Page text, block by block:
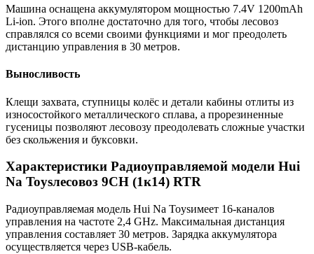
Машина оснащена аккумулятором мощностью 7.4V 1200mAh
Li-ion. Этого вполне достаточно для того, чтобы лесовоз
справлялся со всеми своими функциями и мог преодолеть
дистанцию управления в 30 метров.
Выносливость
Клещи захвата, ступницы колёс и детали кабины отлиты из
износостойкого металлического сплава, а прорезиненные
гусеницы позволяют лесовозу преодолевать сложные участки
без скольжения и буксовки.
Характеристики Радиоуправляемой модели Hui
Na Toysлесовоз 9CH (1к14) RTR
Радиоуправляемая модель Hui Na Toysимеет 16-каналов
управления на частоте 2,4 GHz. Максимальная дистанция
управления составляет 30 метров. Зарядка аккумулятора
осуществляется через USB-кабель.